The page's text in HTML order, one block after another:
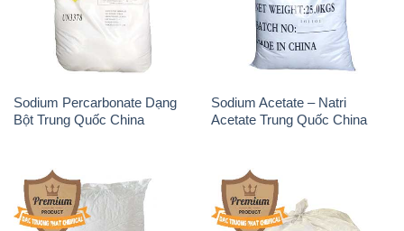
Sodium Percarbonate Dạng
Bột Trung Quốc China
Sodium Acetate – Natri
Acetate Trung Quốc China